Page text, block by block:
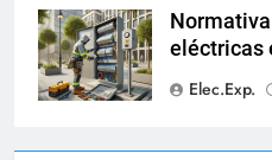
eléctricas
Elec.Exp.